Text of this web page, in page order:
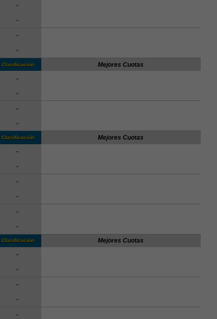
-
-
-
-
Mejores Cuotas
Clasificación
-
-
-
-
Mejores Cuotas
Clasificación
-
-
-
-
-
-
Mejores Cuotas
Clasificación
-
-
-
-
-